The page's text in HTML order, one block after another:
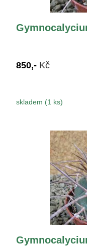
850,- Kč
skladem (1 ks)